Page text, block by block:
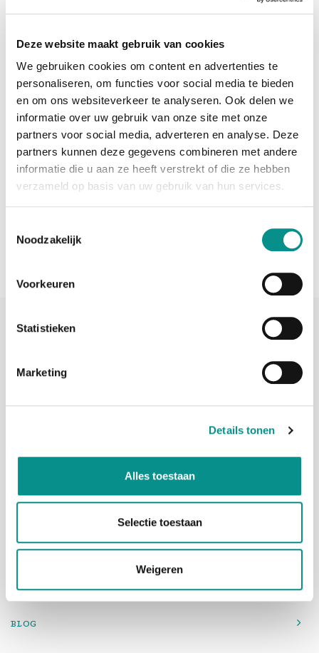
Deze website maakt gebruik van cookies
We gebruiken cookies om content en advertenties te
personaliseren, om functies voor social media te bieden
en om ons websiteverkeer te analyseren. Ook delen we
informatie over uw gebruik van onze site met onze
partners voor social media, adverteren en analyse. Deze
partners kunnen deze gegevens combineren met andere
informatie die u aan ze heeft verstrekt of die ze hebben
verzameld op basis van uw gebruik van hun services.
Noodzakelijk
Voorkeuren
Statistieken
Marketing
Details tonen
Alles toestaan
Selectie toestaan
Weigeren
Mail
BLOG